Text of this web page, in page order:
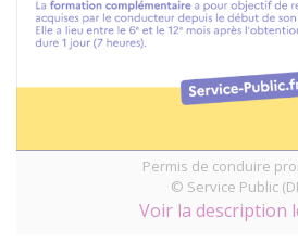
Permis de conduire
© Service Public
Voir la description